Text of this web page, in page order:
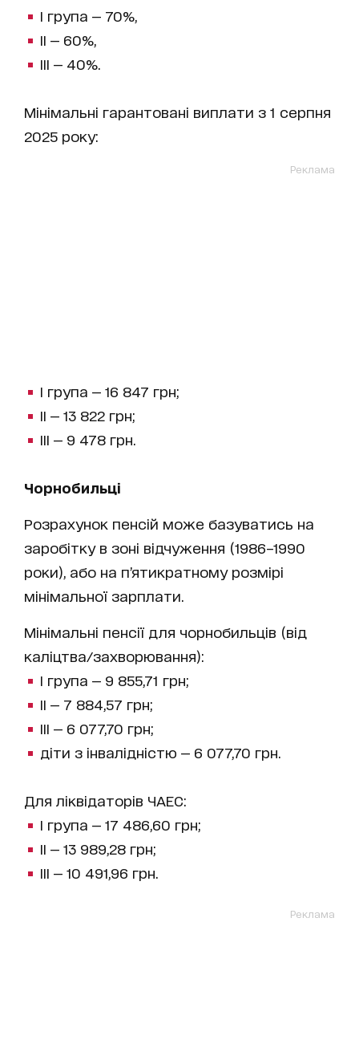
І група — 70%,
ІІ — 60%,
ІІІ — 40%.
Мінімальні гарантовані виплати з 1 серпня
2025 року:
Реклама
І група — 16 847 грн;
ІІ — 13 822 грн;
ІІІ — 9 478 грн.
Чорнобильці
Розрахунок пенсій може базуватись на
заробітку в зоні відчуження (1986–1990
роки), або на п’ятикратному розмірі
мінімальної зарплати.
Мінімальні пенсії для чорнобильців (від
каліцтва/захворювання):
І група — 9 855,71 грн;
ІІ — 7 884,57 грн;
ІІІ — 6 077,70 грн;
діти з інвалідністю — 6 077,70 грн.
Для ліквідаторів ЧАЕС:
І група — 17 486,60 грн;
ІІ — 13 989,28 грн;
ІІІ — 10 491,96 грн.
Реклама